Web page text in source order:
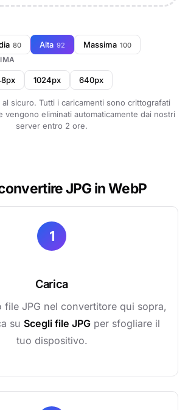
80 Alta 92 Massima 100
1024px 640px
sicuro. Tutti i caricamenti sono crittografati
vengono eliminati automaticamente dai nostri
server entro 2 ore.
JPG in WebP
1
Carica
file JPG nel convertitore qui sopra,
su Scegli file JPG per sfogliare il
tuo dispositivo.